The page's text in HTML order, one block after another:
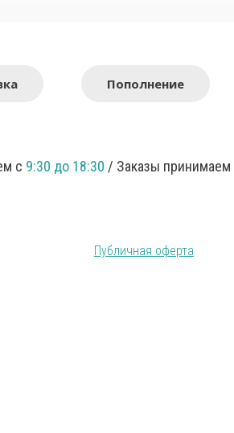
Пополнение
с 9:30 до 18:30 / Заказы принимаем
Публичная оферта